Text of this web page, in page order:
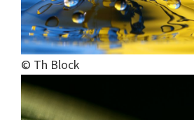
© Th Block